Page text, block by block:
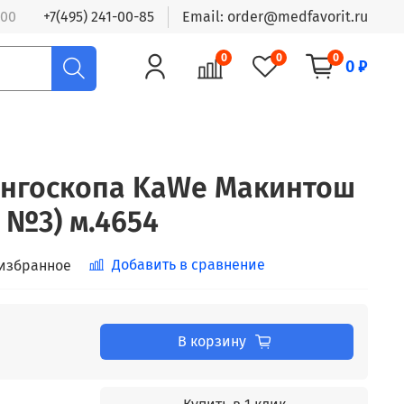
+7(495) 241-00-85 Email: order@medfavorit.ru
0 0 0 0 ₽
KaWe Макинтош
м.4654
Добавить в сравнение
В корзину